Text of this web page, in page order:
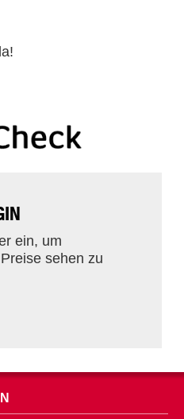
ein, um
sehen zu